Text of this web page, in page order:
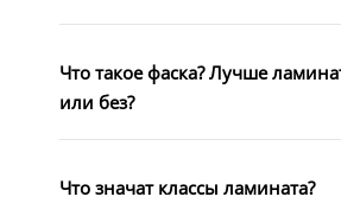
Что такое фаска? Лучше
или без?
Что значат классы ламината?